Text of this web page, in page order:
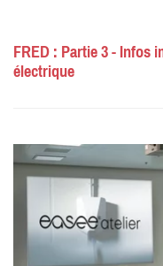
FRED : Partie 3 - Infos
électrique